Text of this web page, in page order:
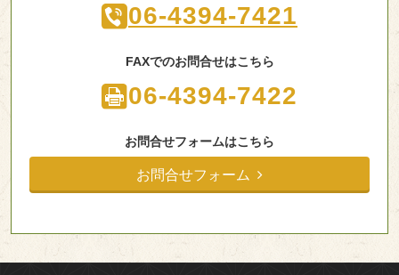
06-4394-7421
FAXでのお問合せはこちら
06-4394-7422
お問合せフォームはこちら
お問合せフォーム